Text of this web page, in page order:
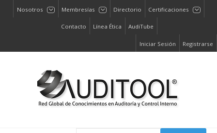
Nosotros Membresías Directorio Certificaciones
Contacto Línea Ética AudiTube
Iniciar Sesión Registrarse